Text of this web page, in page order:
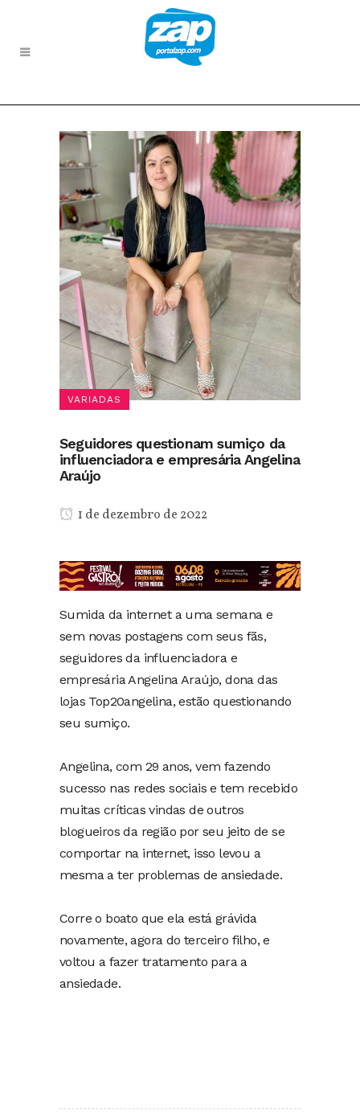
VARIADAS
Seguidores questionam sumiço da
influenciadora e empresária Angelina
Araújo
1 de dezembro de 2022
Sumida da internet a uma semana e
sem novas postagens com seus fãs,
seguidores da influenciadora e
empresária Angelina Araújo, dona das
lojas Top20angelina, estão questionando
seu sumiço.
Angelina, com 29 anos, vem fazendo
sucesso nas redes sociais e tem recebido
muitas críticas vindas de outros
blogueiros da região por seu jeito de se
comportar na internet, isso levou a
mesma a ter problemas de ansiedade.
Corre o boato que ela está grávida
novamente, agora do terceiro filho, e
voltou a fazer tratamento para a
ansiedade.